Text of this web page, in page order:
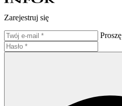
Zarejestruj się